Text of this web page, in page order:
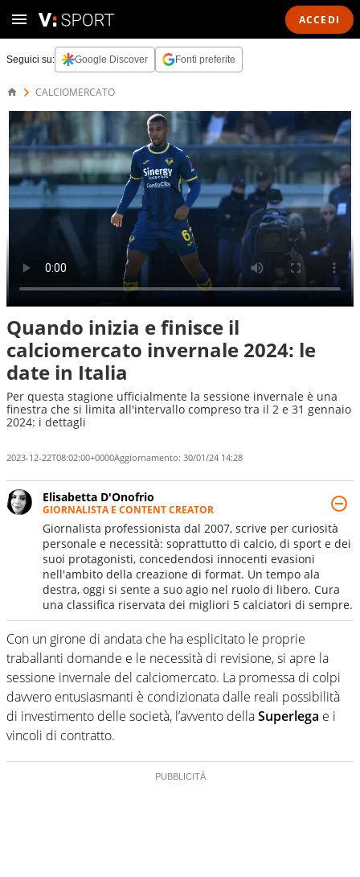
ACCEDI
Seguici su: Google Discover Fonti preferite
CALCIOMERCATO
Quando inizia e finisce il
calciomercato invernale 2024: le
date in Italia
Per questa stagione ufficialmente la sessione invernale è una
finestra che si limita all'intervallo compreso tra il 2 e 31 gennaio
2024: i dettagli
2023-12-22T08:02:00+0000Aggiornamento: 30/01/24 14:28
Elisabetta D'Onofrio
GIORNALISTA E CONTENT CREATOR
Giornalista professionista dal 2007, scrive per curiosità
personale e necessità: soprattutto di calcio, di sport e dei
suoi protagonisti, concedendosi innocenti evasioni
nell'ambito della creazione di format. Un tempo ala
destra, oggi si sente a suo agio nel ruolo di libero. Cura
una classifica riservata dei migliori 5 calciatori di sempre.
Con un girone di andata che ha esplicitato le proprie
traballanti domande e le necessità di revisione, si apre la
sessione invernale del calciomercato. La promessa di colpi
davvero entusiasmanti è condizionata dalle reali possibilità
di investimento delle società, l’avvento dellaSuperlega e i
vincoli di contratto.